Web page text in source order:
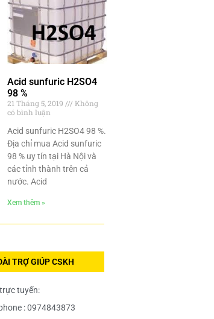
Acid sunfuric H2SO4
98 %
21 Tháng 5, 2019
Không
có bình luận
Acid sunfuric H2SO4 98 %.
Địa chỉ mua Acid sunfuric
98 % uy tín tại Hà Nội và
các tỉnh thành trên cả
nước. Acid
Xem thêm »
TRỢ GIÚP CSKH
tuyến:
: 0974843873